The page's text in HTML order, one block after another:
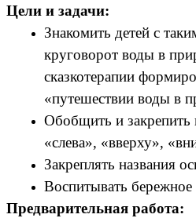
Цели и задачи:
Знакомить детей с
круговорот воды в
сказкотерапии
«путешествии воды в
Обобщить и закрепить
«слева», «вверху»,
Закреплять названия
Воспитывать
Предварительная работа: